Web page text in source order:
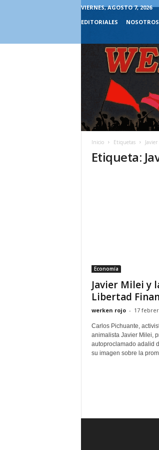
VIERNES, AGOSTO 7, 2026
EDITORIALES
NOSOTROS
Inicio Etiquetas
Etiqueta:
Economía
Javier Milei y
Libertad
werken rojo - 17
Carlos Pichuante,
animalista Javier Milei,
autoproclamado adalid
su imagen sobre la